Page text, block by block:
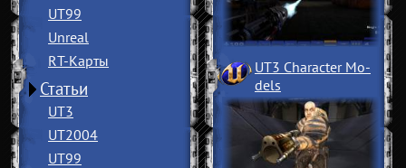
UT99
Unreal
RT-Карты
Статьи
UT3
UT2004
UT99
UT3 Character Mo­
dels